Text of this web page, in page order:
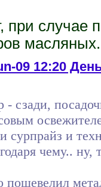
при случае
09 12:20
- сзади,
сурпрайз и
чему..
пошевелил